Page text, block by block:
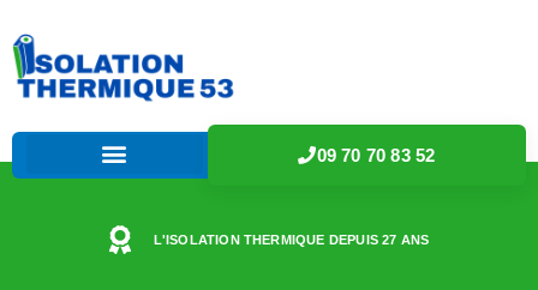
09 70 70 83 52
L'ISOLATION THERMIQUE DEPUIS 27 ANS